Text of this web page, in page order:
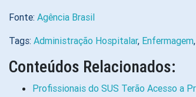
Fonte: Agência Brasil
Tags: Administração Hospitalar, Enfermagem,
Conteúdos Relacionados:
Profissionais do SUS Terão Acesso a